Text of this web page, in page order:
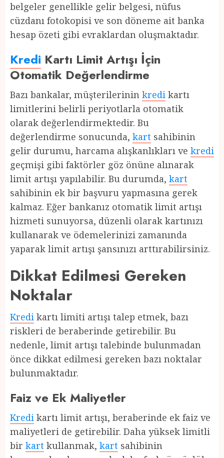
belgeler genellikle gelir belgesi, nüfus
cüzdanı fotokopisi ve son döneme ait banka
hesap özeti gibi evraklardan oluşmaktadır.
Kredi Kartı Limit Artışı İçin
Otomatik Değerlendirme
Bazı bankalar, müşterilerinin kredi kartı
limitlerini belirli periyotlarla otomatik
olarak değerlendirmektedir. Bu
değerlendirme sonucunda, kart sahibinin
gelir durumu, harcama alışkanlıkları ve kredi
geçmişi gibi faktörler göz önüne alınarak
limit artışı yapılabilir. Bu durumda, kart
sahibinin ek bir başvuru yapmasına gerek
kalmaz. Eğer bankanız otomatik limit artışı
hizmeti sunuyorsa, düzenli olarak kartınızı
kullanarak ve ödemelerinizi zamanında
yaparak limit artışı şansınızı arttırabilirsiniz.
Dikkat Edilmesi Gereken
Noktalar
Kredi kartı limiti artışı talep etmek, bazı
riskleri de beraberinde getirebilir. Bu
nedenle, limit artışı talebinde bulunmadan
önce dikkat edilmesi gereken bazı noktalar
bulunmaktadır.
Faiz ve Ek Maliyetler
Kredi kartı limit artışı, beraberinde ek faiz ve
maliyetleri de getirebilir. Daha yüksek limitli
bir kart kullanmak, kart sahibinin